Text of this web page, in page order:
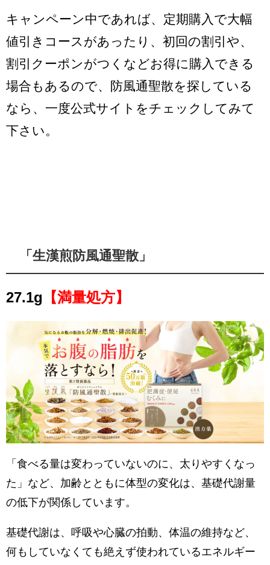
キャンペーン中であれば、定期購入で大幅
値引きコースがあったり、初回の割引や、
割引クーポンがつくなどお得に購入できる
場合もあるので、防風通聖散を探している
なら、一度公式サイトをチェックしてみて
下さい。
「生漢煎防風通聖散」
27.1g 【満量処方】
「食べる量は変わっていないのに、太りやすくなっ
た」など、加齢とともに体型の変化は、基礎代謝量
の低下が関係しています。
基礎代謝は、呼吸や心臓の拍動、体温の維持など、
何もしていなくても絶えず使われているエネルギー